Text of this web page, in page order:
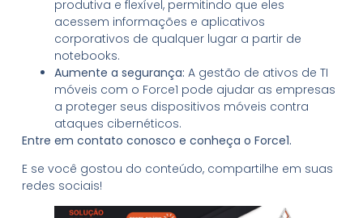
produtiva e flexível, permitindo que eles
acessem informações e aplicativos
corporativos de qualquer lugar a partir de
notebooks.
Aumente a segurança: A gestão de ativos de TI
móveis com o Force1 pode ajudar as empresas
a proteger seus dispositivos móveis contra
ataques cibernéticos.
Entre em contato conosco e conheça o Force1.
E se você gostou do conteúdo, compartilhe em suas
redes sociais!